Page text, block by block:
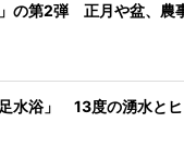
」の第2弾 正月や盆、農
水浴」 13度の湧水と